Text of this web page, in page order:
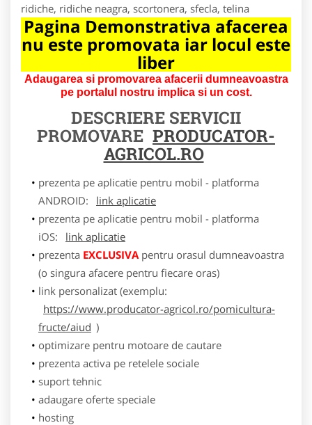
ridiche, ridiche neagra, scortonera, sfecla, telina
Pagina Demonstrativa afacerea
nu este promovata iar locul este
liber
Adaugarea si promovarea afacerii dumneavoastra
pe portalul nostru implica si un cost.
DESCRIERE SERVICII
PROMOVARE PRODUCATOR-
AGRICOL.RO
prezenta pe aplicatie pentru mobil - platforma
ANDROID:
link aplicatie
prezenta pe aplicatie pentru mobil - platforma
iOS:
link aplicatie
prezenta EXCLUSIVApentru orasul dumneavoastra
(o singura afacere pentru fiecare oras)
link personalizat (exemplu:
https://www.producator-agricol.ro/pomicultura-
fructe/aiud )
optimizare pentru motoare de cautare
prezenta activa pe retelele sociale
suport tehnic
adaugare oferte speciale
hosting